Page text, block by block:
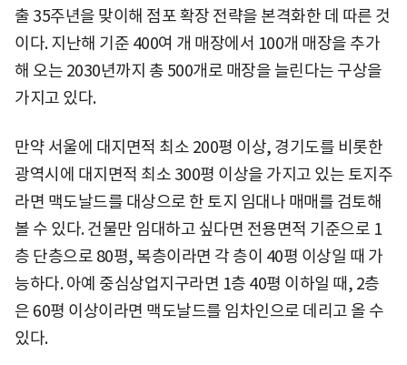
출 35주년을 맞이해 점포 확장 전략을 본격화한 데 따른 것
이다. 지난해 기준 400여 개 매장에서 100개 매장을 추가
해 오는 2030년까지 총 500개로 매장을 늘린다는 구상을
가지고 있다.
만약 서울에 대지면적 최소 200평 이상, 경기도를 비롯한
광역시에 대지면적 최소 300평 이상을 가지고 있는 토지주
라면 맥도날드를 대상으로 한 토지 임대나 매매를 검토해
볼 수 있다. 건물만 임대하고 싶다면 전용면적 기준으로 1
층 단층으로 80평, 복층이라면 각 층이 40평 이상일 때 가
능하다. 아예 중심상업지구라면 1층 40평 이하일 때, 2층
은 60평 이상이라면 맥도날드를 임차인으로 데리고 올 수
있다.